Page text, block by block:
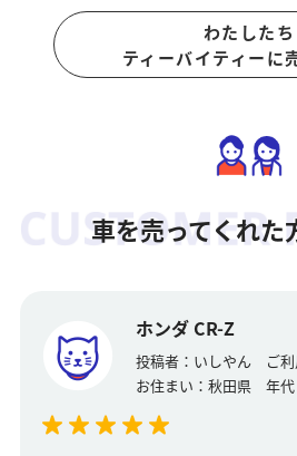
わたしたち
ティーバイティーに
車を売ってくれた
ホンダ CR-Z
投稿者： いしやん ご
お住まい： 秋田県 年代